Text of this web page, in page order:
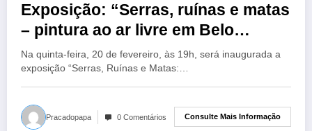
Exposição: “Serras, ruínas e matas
– pintura ao ar livre em Belo
Horizonte”
Na quinta-feira, 20 de fevereiro, às 19h, será inaugurada a
exposição “Serras, Ruínas e Matas:…
Pracadopapa 0 Comentários Consulte Mais Informação